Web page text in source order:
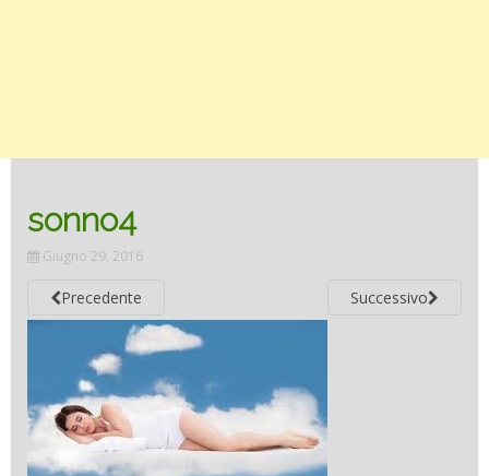
sonno4
Giugno 29, 2016
Precedente Successivo